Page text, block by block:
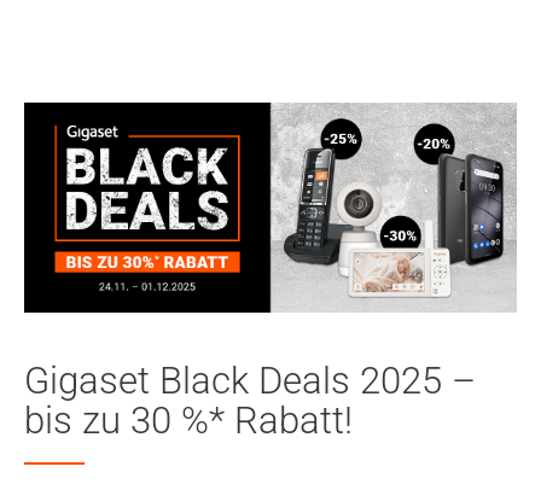
Zur Suche
Zur Sprachauswahl
Zu den Cookie Einstellungen
Warenkorb
Shift+Alt+C
Kundenkonto
Gigaset Black Deals 2025 –
bis zu 30 %* Rabatt!